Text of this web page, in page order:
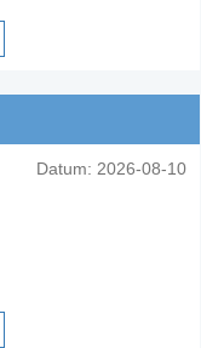
Datum: 2026-08-10